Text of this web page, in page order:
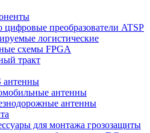
цифровые преобразователи ATSP
логистические
схемы FPGA
тракт
антенны
антенны
антенны
для монтажа грозозащиты